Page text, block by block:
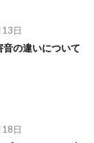
日
音の違いについて
日